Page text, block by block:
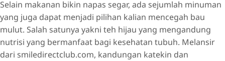
Selain makanan bikin napas segar, ada sejumlah minuman
yang juga dapat menjadi pilihan kalian mencegah bau
mulut. Salah satunya yakni teh hijau yang mengandung
nutrisi yang bermanfaat bagi kesehatan tubuh. Melansir
dari smiledirectclub.com, kandungan katekin dan